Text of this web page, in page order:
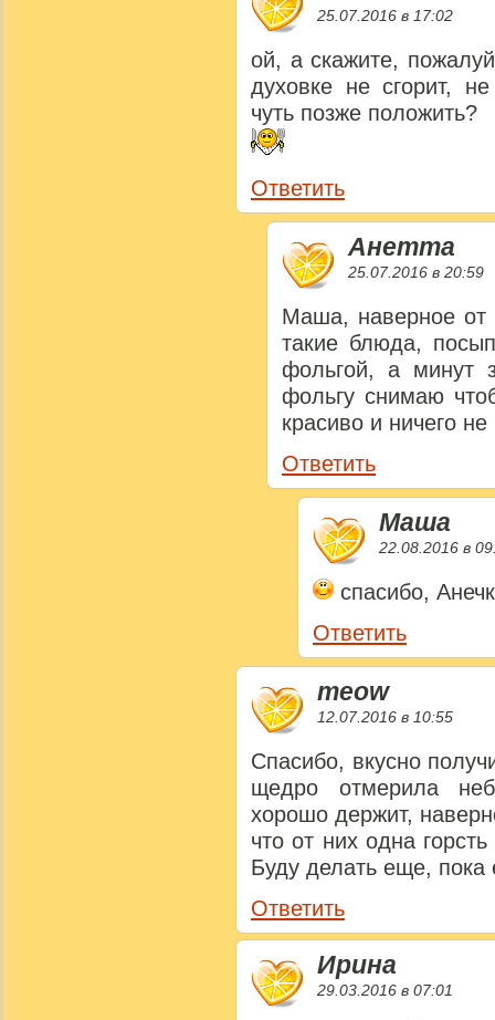
25.07.2016 в 17:02
ой, а скажите,
духовке не сгорит,
чуть позже положить?
Ответить
Анетта
25.07.2016 в 20:59
Маша, наверное от
такие блюда,
фольгой, а минут
фольгу снимаю
красиво и ничего не
Ответить
Маша
22.08.2016 в
спасибо,
Ответить
meow
12.07.2016 в 10:55
Спасибо, вкусно
щедро отмерила
хорошо держит,
что от них одна
Буду делать еще, пока
Ответить
Ирина
29.03.2016 в 07:01